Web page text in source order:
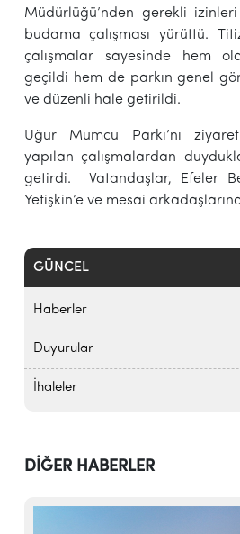
GÜNCEL
Haberler
Duyurular
İhaleler
Müdürlüğü’nden gerekli
budama çalışması yürüttü.
çalışmalar sayesinde hem
geçildi hem de parkın genel
ve düzenli hale getirildi.
Uğur Mumcu Parkı’nı
yapılan çalışmalardan
getirdi. Vatandaşlar, Efeler
Yetişkin’e ve mesai
DİĞER HABERLER